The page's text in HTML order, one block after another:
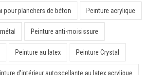
pour planchers de béton Peinture acrylique
Peinture anti-moisissure
Peinture au latex Peinture Crystal
d’intérieur autoscellante au latex acrylique